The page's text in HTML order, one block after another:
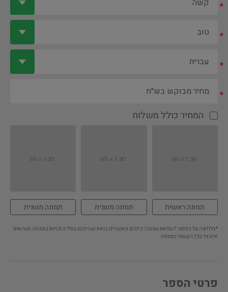
*
*
*
*
המחיר כולל משלוח
תמונה ראשית תמונה משנית תמונה משנית
*בלחיצה על כפתור 'העלאת תמונה' הינכם מאשרים בזאת שהינכם בעלי הזכויות בתמונה ושהאתר
אינו צד בכל הקשור בתמונה
פרטי הספר